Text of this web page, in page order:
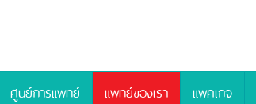
ศูนย์การแพทย์ แพทย์ของเรา แพคเกจ